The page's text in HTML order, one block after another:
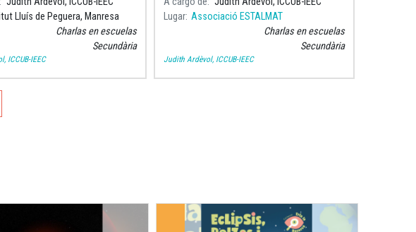
en la charla “Todo un
Lluís de Peguera, Manresa
Charlas en escuelas
Secundària
ICCUB-IEEC
astronomía actual y su historia.
Lugar Associació ESTALMAT
Charlas en escuelas
Secundària
Judith Ardèvol, ICCUB-IEEC